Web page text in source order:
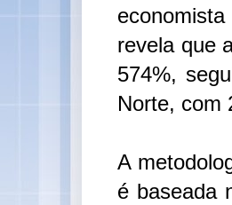
revela que
574%,
Norte, com
A
é baseada